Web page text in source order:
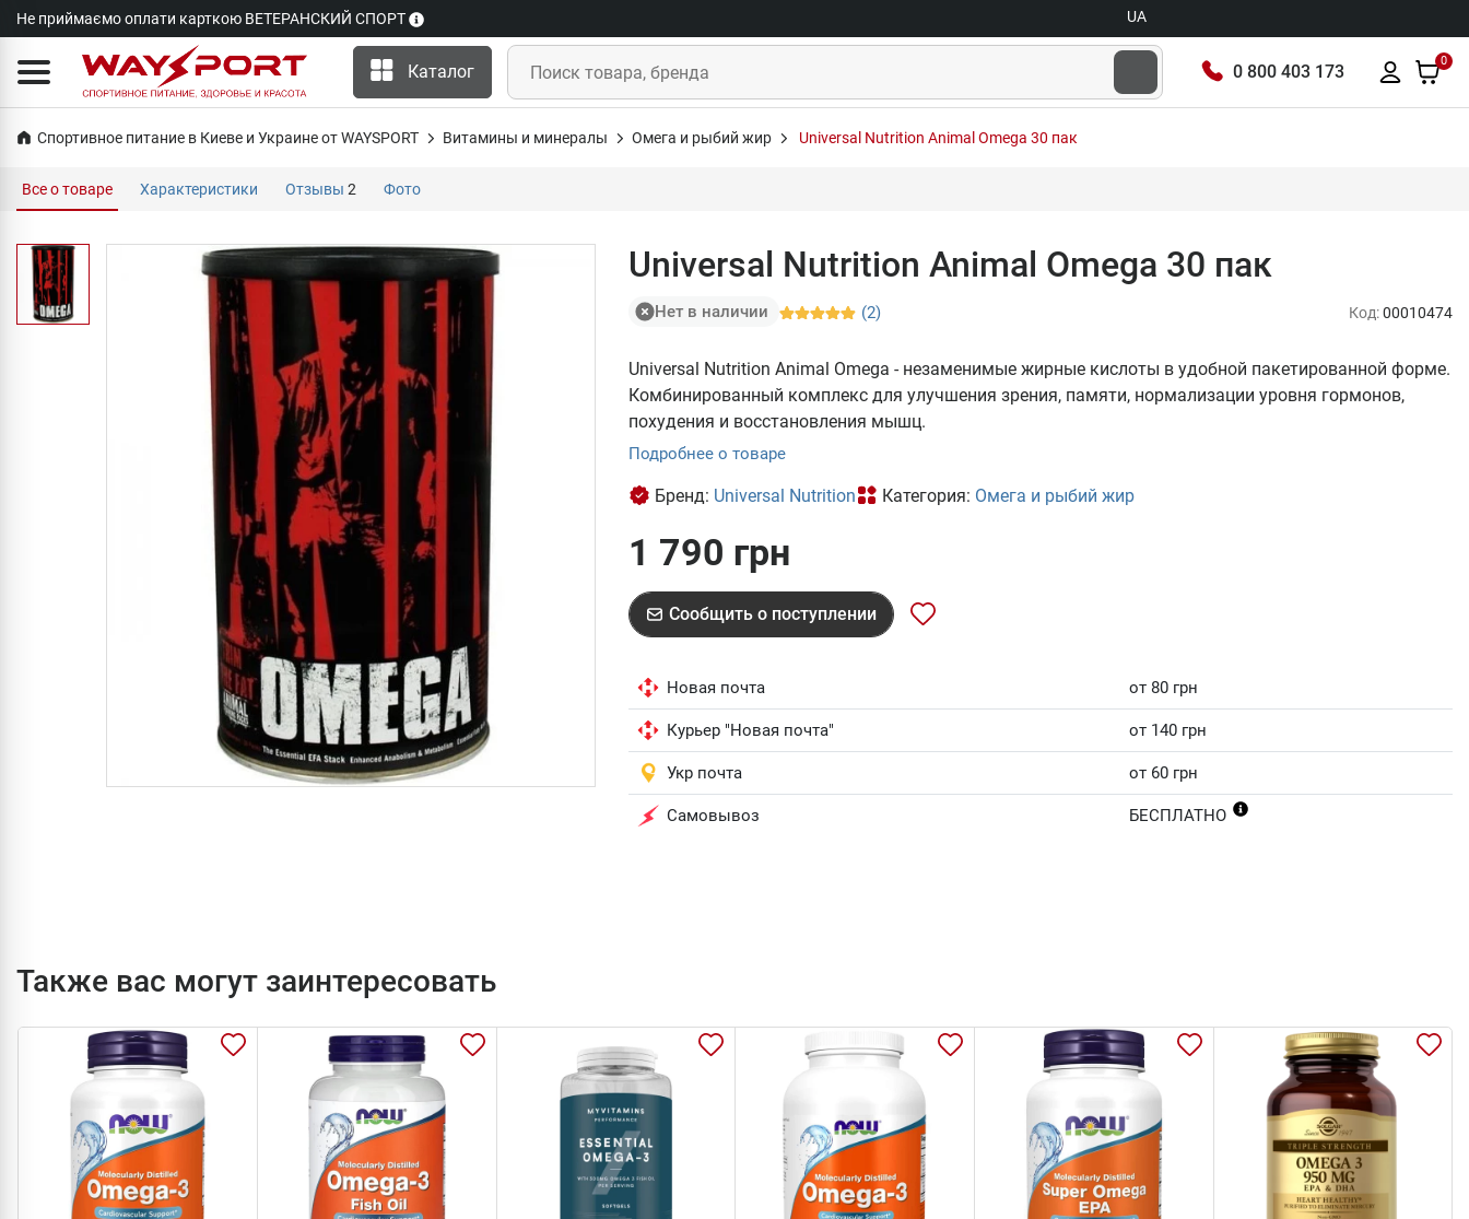
Не приймаємо оплати карткою ВЕТЕРАНСКИЙ СПОРТ UA
Каталог 0 800 403 173
0
Спортивное питание в Киеве и Украине от WAYSPORT Витамины и минералы Омега и рыбий жир Universal Nutrition Animal Omega 30 пак
Все о товаре Характеристики Отзывы 2 Фото
Universal Nutrition Animal Omega 30 пак
Нет в наличии (2) Код:00010474
Universal Nutrition Animal Omega - незаменимые жирные кислоты в удобной пакетированной форме.
Комбинированный комплекс для улучшения зрения, памяти, нормализации уровня гормонов,
похудения и восстановления мышц.
Подробнее о товаре
Бренд: Universal Nutrition Категория: Омега и рыбий жир
1 790 грн
Сообщить о поступлении
Новая почта от 80 грн
Курьер "Новая почта" от 140 грн
Укр почта от 60 грн
Самовывоз БЕСПЛАТНО
Также вас могут заинтересовать